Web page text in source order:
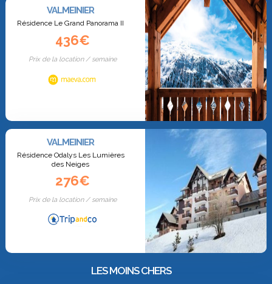
VALMEINIER
Résidence Le Grand Panorama II
436€
Prix de la location / semaine
VALMEINIER
Résidence Odalys Les Lumières
des Neiges
276€
Prix de la location / semaine
LES MOINS CHERS